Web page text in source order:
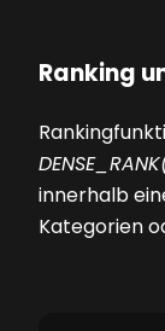
Ranking
innerhalb
Kategorien